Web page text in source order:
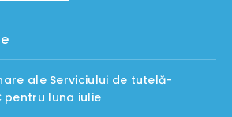
ale Serviciului de tutelă-
pentru luna iulie